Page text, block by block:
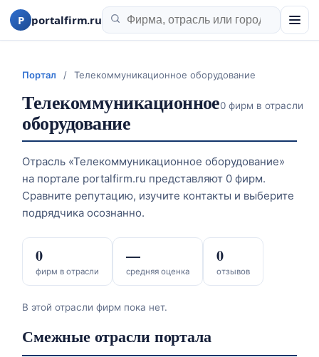
P portalfirm.ru
Портал / Телекоммуникационное оборудование
Телекоммуникационное
оборудование
0 фирм в отрасли
Отрасль «Телекоммуникационное оборудование»
на портале portalfirm.ru представляют 0 фирм.
Сравните репутацию, изучите контакты и выберите
подрядчика осознанно.
фирм в отрасли
0
средняя оценка
—
отзывов
0
В этой отрасли фирм пока нет.
Смежные отрасли портала